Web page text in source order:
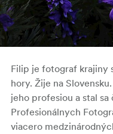
Filip je fotograf krajiny
hory. Žije na
jeho profesiou a stal
Profesionálnych
viacero